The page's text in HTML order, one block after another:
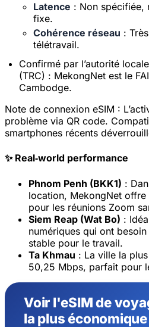
Latence : Non spécifiée,
fixe.
Cohérence réseau :
télétravail.
Confirmé par l’autorité
(TRC) : MekongNet est le
Cambodge.
Note de connexion eSIM :
problème via QR code.
smartphones récents
✨ Real‑world performance
Phnom Penh (BKK1) :
location, MekongNet
pour les réunions Zoom
Siem Reap (Wat Bo) :
numériques qui ont
stable pour le travail.
Ta Khmau : La ville la
50,25 Mbps, parfait pour
Voir l'eSIM de
la plus économique
654
Annuler